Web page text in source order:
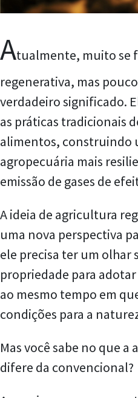
Atualmente, muito se
regenerativa, mas
verdadeiro significado.
as práticas tradicionais
alimentos, construindo
agropecuária mais
emissão de gases de
A ideia de agricultura
uma nova perspectiva
ele precisa ter um olhar
propriedade para
ao mesmo tempo em
condições para a
Mas você sabe no que
difere da convencional?